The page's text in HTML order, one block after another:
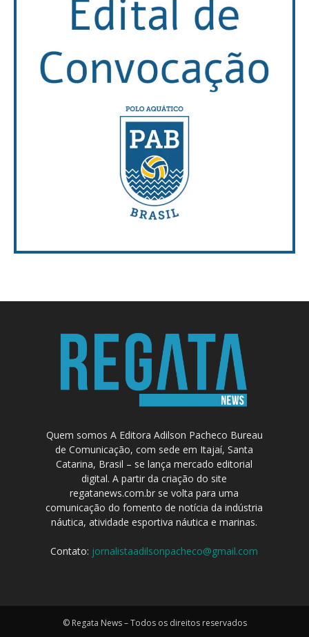
Quem somos A Editora Adilson Pacheco Bureau
de Comunicação, com sede em Itajaí, Santa
Catarina, Brasil – se lança mercado editorial
digital. A partir da criação do site
regatanews.com.br se volta para uma
comunicação do fomento de notícia da indústria
náutica, atividade esportiva náutica e marinas.
Contato: jornalistaadilsonpacheco@gmail.com
© Regata News – Todos os direitos reservados